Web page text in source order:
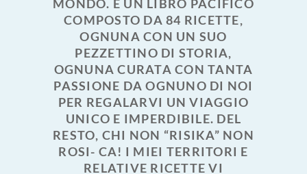
MONDO. È UN LIBRO PACIFICO
COMPOSTO DA 84 RICETTE,
OGNUNA CON UN SUO
PEZZETTINO DI STORIA,
OGNUNA CURATA CON TANTA
PASSIONE DA OGNUNO DI NOI
PER REGALARVI UN VIAGGIO
UNICO E IMPERDIBILE. DEL
RESTO, CHI NON “RISIKA” NON
ROSI- CA! I MIEI TERRITORI E
RELATIVE RICETTE VI